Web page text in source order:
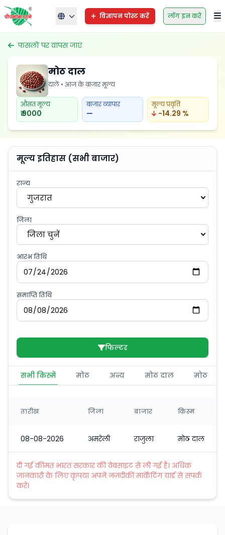
विज्ञापन पोस्ट करें लॉग इन करें
फसलों पर वापस जाएं
मोठ दाल
दालें • आज के बाजार मूल्य
औसत मूल्य
₹ 9000
बाजार व्यापार
—
मूल्य प्रवृत्ति
-14.29 %
मूल्य इतिहास (सभी बाजार)
राज्य
गुजरात
जिला
जिला चुनें
आरंभ तिथि
समाप्ति तिथि
फिल्टर
सभी किस्में मोठ अन्य मोठ दाल मोठ
तारीख जिला बाजार किस्म
08-08-2026 अमरेली राजुला मोठ दाल
दी गई कीमत भारत सरकार की वेबसाइट से ली गई है। अधिक
जानकारी के लिए कृपया अपने नज़दीकी मार्केटिंग यार्ड से संपर्क
करें।